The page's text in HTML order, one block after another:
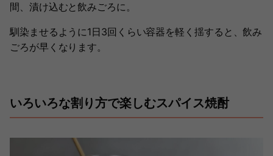
間、漬け込むと飲みごろに。
馴染ませるように1日3回くらい容器を軽く揺すると、飲み
ごろが早くなります。
いろいろな割り方で楽しむスパイス焼酎